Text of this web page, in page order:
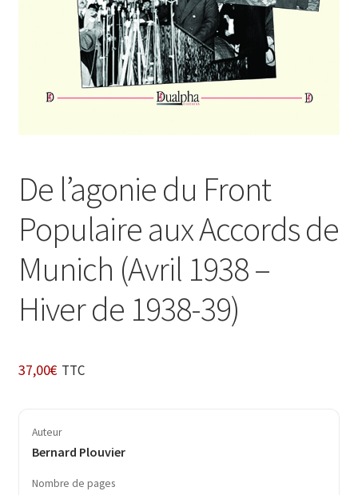
Politique de confidentialité et cookies
Qui sommes-nous ?
Soutien à Philippe Randa
Suivi de la Commande
De l’agonie du Front
Populaire aux Accords de
Munich (Avril 1938 –
Hiver de 1938-39)
37,00€ TTC
Auteur
Bernard Plouvier
Nombre de pages